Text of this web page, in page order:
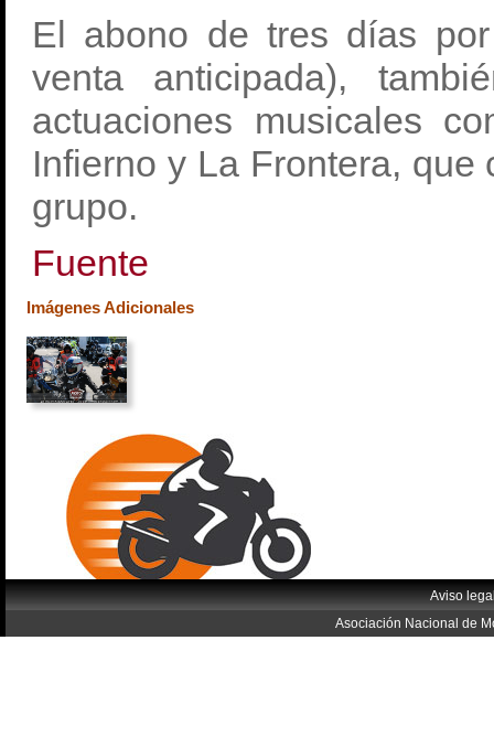
El abono de tres días
venta anticipada),
actuaciones musicales
Infierno y La Frontera,
grupo.
Fuente
Imágenes Adicionales
Aviso
Asociación Nacional de